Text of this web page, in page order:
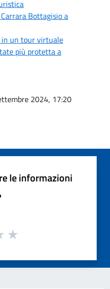
Bottagisio a
in un tour virtuale
più protetta a
2024, 17:20
le informazioni